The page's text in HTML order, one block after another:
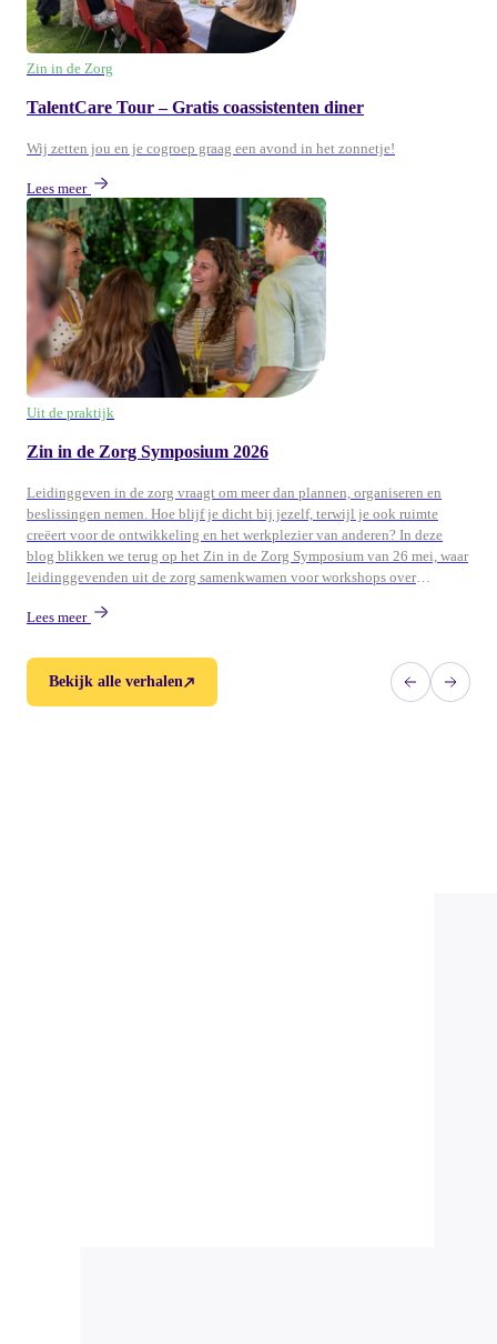
Zin in de Zorg
TalentCare Tour – Gratis coassistenten diner
Wij zetten jou en je cogroep graag een avond in het zonnetje!
Lees meer
Uit de praktijk
Zin in de Zorg Symposium 2026
Leidinggeven in de zorg vraagt om meer dan plannen, organiseren en
beslissingen nemen. Hoe blijf je dicht bij jezelf, terwijl je ook ruimte
creëert voor de ontwikkeling en het werkplezier van anderen? In deze
blog blikken we terug op het Zin in de Zorg Symposium van 26 mei, waar
leidinggevenden uit de zorg samenkwamen voor workshops over
Lees meer
Bekijk alle verhalen